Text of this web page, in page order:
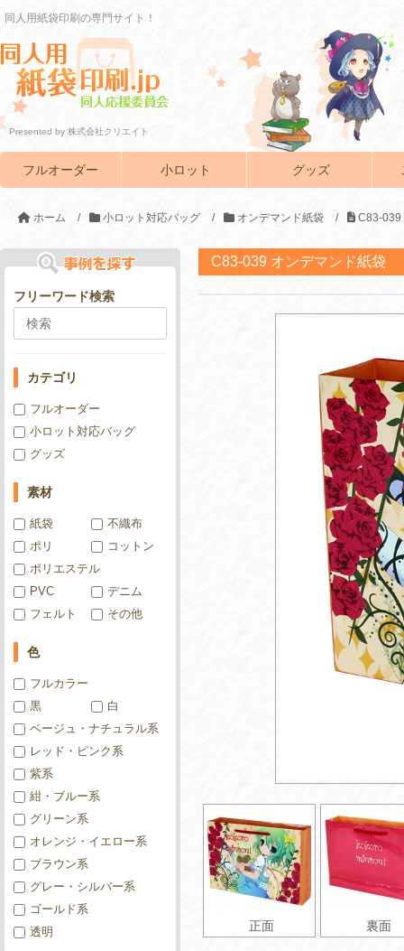
同人用紙袋印刷の専門サイト！
Presented by 株式会社クリエイト
フルオーダー 小ロット グッズ
ホーム / 小ロット対応バッグ / オンデマンド紙袋 / C83-039
C83-039 オンデマンド紙袋
正面 裏面
フリーワード検索
カテゴリ
フルオーダー
小ロット対応バッグ
グッズ
素材
紙袋
不織布
ポリ
コットン
ポリエステル
PVC
デニム
フェルト
その他
色
フルカラー
黒
白
ベージュ・ナチュラル系
レッド・ピンク系
紫系
紺・ブルー系
グリーン系
オレンジ・イエロー系
ブラウン系
グレー・シルバー系
ゴールド系
透明